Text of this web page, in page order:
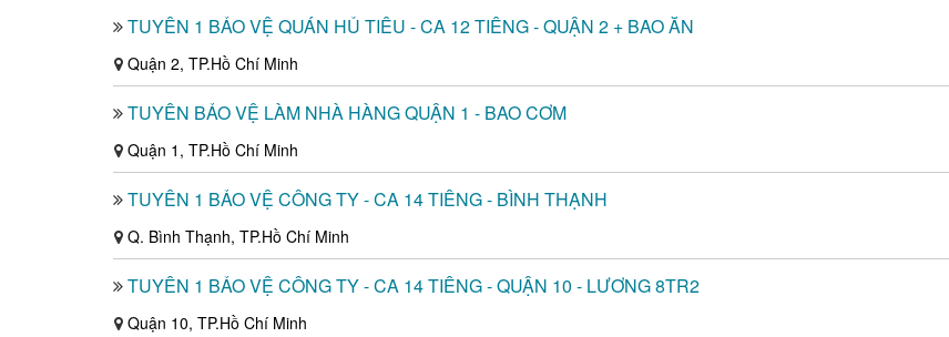
TUYỂN 1 BẢO VỆ QUÁN HỦ TIẾU - CA 12 TIẾNG - QUẬN 2 + BAO ĂN
Quận 2, TP.Hồ Chí Minh
TUYỂN BẢO VỆ LÀM NHÀ HÀNG QUẬN 1 - BAO CƠM
Quận 1, TP.Hồ Chí Minh
TUYỂN 1 BẢO VỆ CÔNG TY - CA 14 TIẾNG - BÌNH THẠNH
Q. Bình Thạnh, TP.Hồ Chí Minh
TUYỂN 1 BẢO VỆ CÔNG TY - CA 14 TIẾNG - QUẬN 10 - LƯƠNG 8TR2
Quận 10, TP.Hồ Chí Minh